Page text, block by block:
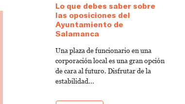
Lo que debes saber sobre
las oposiciones del
Ayuntamiento de
Salamanca
Una plaza de funcionario en una
corporación local es una gran opción
de cara al futuro. Disfrutar de la
estabilidad...